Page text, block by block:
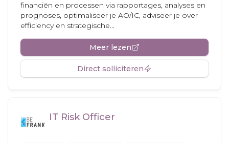
financiën en processen via rapportages, analyses en
prognoses, optimaliseer je AO/IC, adviseer je over
efficiency en strategische...
Meer lezen
Direct solliciteren
IT Risk Officer